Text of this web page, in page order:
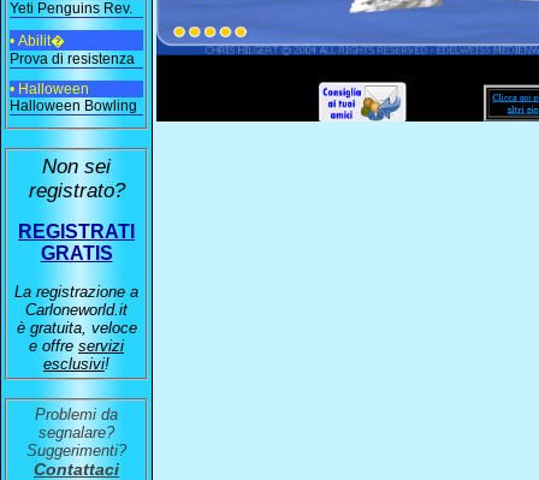
Yeti Penguins Rev.
• Abilit�
Prova di resistenza
• Halloween
Halloween Bowling
Non sei
registrato?
REGISTRATI
GRATIS
La registrazione a
Carloneworld.it
è gratuita, veloce
e offre servizi
esclusivi!
Problemi da
segnalare?
Suggerimenti?
Contattaci